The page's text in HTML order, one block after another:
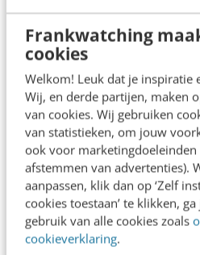
Frankwatching
cookies
Welkom! Leuk dat je inspiratie
Wij, en derde partijen, maken
van cookies. Wij gebruiken
van statistieken, om jouw
ook voor
afstemmen van advertenties).
aanpassen, klik dan op ‘Zelf
cookies toestaan’ te klikken,
gebruik van alle cookies zoals
cookieverklaring.
Frankwatching
Adverteren
Contact
Nieuwsbrieven
Over ons
Ons team
Werken bij
Whitepapers